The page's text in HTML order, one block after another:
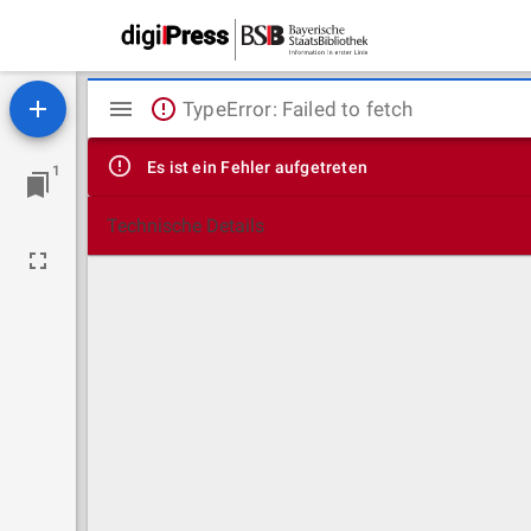
1
Mirador
Viewer
TypeError: Failed to fetch
Es ist ein Fehler aufgetreten
Technische Details